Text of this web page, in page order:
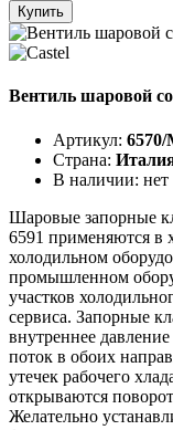
Купить
Вентиль шаровой
Артикул: 6570/
Страна:
В наличии: нет
Шаровые запорные
6591 применяются в
холодильном
промышленном
участков
сервиса. Запорные
внутреннее
поток в обоих
утечек рабочего
открываются
Желательно